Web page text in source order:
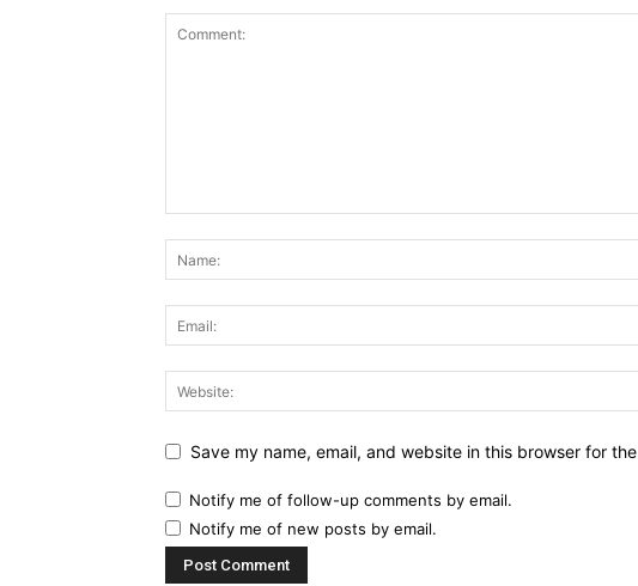
Save my name, email, and website in this browser for
Notify me of follow-up comments by email.
Notify me of new posts by email.